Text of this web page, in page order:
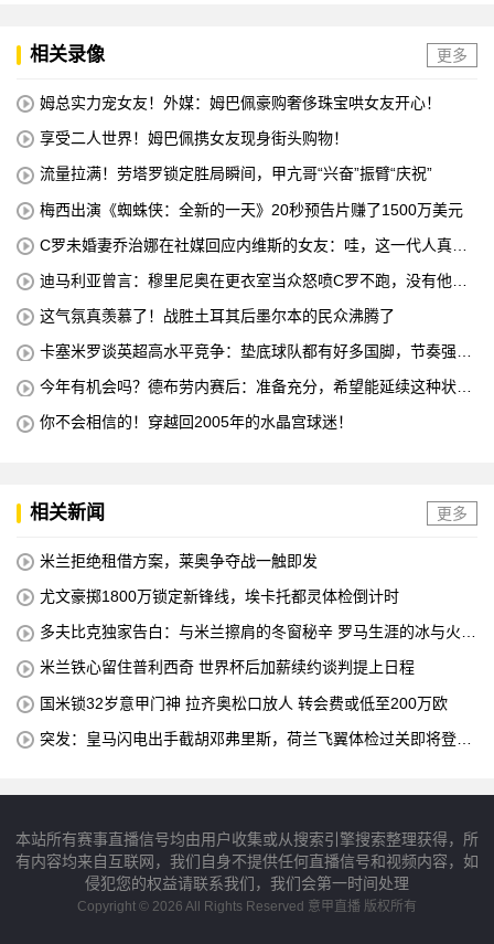
相关录像 更多
姆总实力宠女友！外媒：姆巴佩豪购奢侈珠宝哄女友开心！
享受二人世界！姆巴佩携女友现身街头购物！
流量拉满！劳塔罗锁定胜局瞬间，甲亢哥“兴奋”振臂“庆祝”
梅西出演《蜘蛛侠：全新的一天》20秒预告片赚了1500万美元
C罗未婚妻乔治娜在社媒回应内维斯的女友：哇，这一代人真劲
迪马利亚曾言：穆里尼奥在更衣室当众怒喷C罗不跑，没有他不
这气氛真羡慕了！战胜土耳其后墨尔本的民众沸腾了
卡塞米罗谈英超高水平竞争：垫底球队都有好多国脚，节奏强度
今年有机会吗？德布劳内赛后：准备充分，希望能延续这种状
你不会相信的！穿越回2005年的水晶宫球迷！
相关新闻 更多
米兰拒绝租借方案，莱奥争夺战一触即发
尤文豪掷1800万锁定新锋线，埃卡托都灵体检倒计时
多夫比克独家告白：与米兰擦肩的冬窗秘辛 罗马生涯的冰与火之
米兰铁心留住普利西奇 世界杯后加薪续约谈判提上日程
国米锁32岁意甲门神 拉齐奥松口放人 转会费或低至200万欧
突发：皇马闪电出手截胡邓弗里斯，荷兰飞翼体检过关即将登陆
本站所有赛事直播信号均由用户收集或从搜索引擎搜索整理获得，所
有内容均来自互联网，我们自身不提供任何直播信号和视频内容，如
侵犯您的权益请联系我们，我们会第一时间处理
Copyright © 2026 All Rights Reserved 意甲直播 版权所有